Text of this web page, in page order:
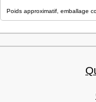
Poids approximatif, emballage